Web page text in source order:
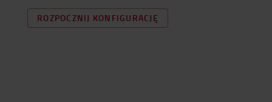
ROZPOCZNIJ KONFIGURACJĘ